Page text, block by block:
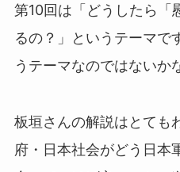
第10回は「どうしたら「
るの？」というテーマで
うテーマなのではないか
板垣さんの解説はとても
府・日本社会がどう日本